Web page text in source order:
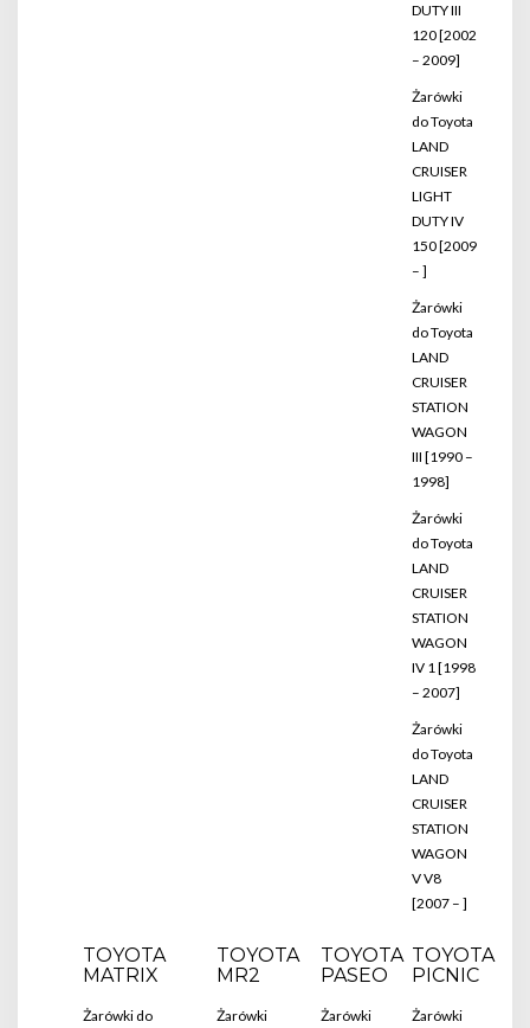
DUTY III
120 [2002
– 2009]
Żarówki
do Toyota
LAND
CRUISER
LIGHT
DUTY IV
150 [2009
– ]
Żarówki
do Toyota
LAND
CRUISER
STATION
WAGON
III [1990 –
1998]
Żarówki
do Toyota
LAND
CRUISER
STATION
WAGON
IV 1 [1998
– 2007]
Żarówki
do Toyota
LAND
CRUISER
STATION
WAGON
V V8
[2007 – ]
TOYOTA
MATRIX
Żarówki do
TOYOTA
MR2
Żarówki
TOYOTA
PASEO
Żarówki
TOYOTA
PICNIC
Żarówki